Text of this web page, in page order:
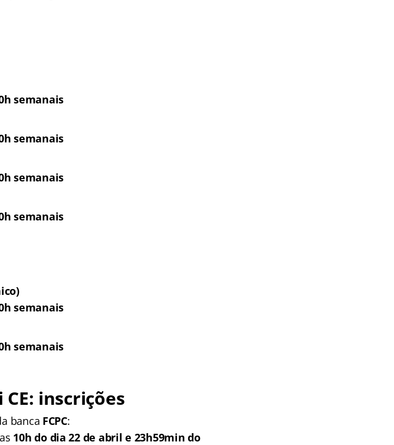
semanais
semanais
semanais
semanais
semanais
semanais
inscrições
banca FCPC:
10h do dia 22 de abril e 23h59min do